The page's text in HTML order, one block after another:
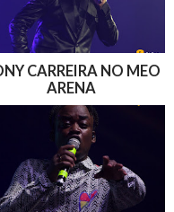
CARREIRA NO MEO
ARENA